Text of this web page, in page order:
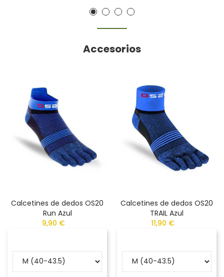
Accesorios
Calcetines de dedos OS20
Run Azul
9,90 €
Calcetines de dedos OS20
TRAIL Azul
11,90 €